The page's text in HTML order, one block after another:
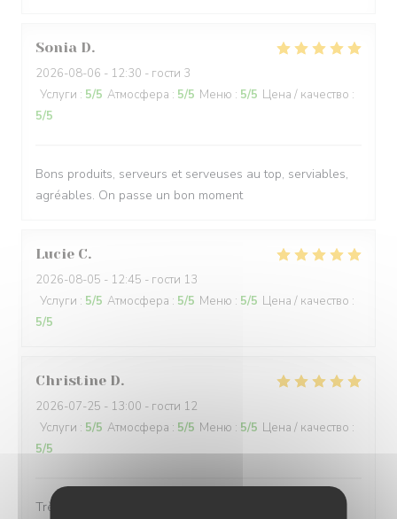
Sonia D
2026-08-06 - 12:30 - гости 3
Услуги : 5/5 Атмосфера : 5/5 Меню : 5/5 Цена / качество :
5/5
Bons produits, serveurs et serveuses au top, serviables,
agréables. On passe un bon moment
Lucie C
2026-08-05 - 12:45 - гости 13
Услуги : 5/5 Атмосфера : 5/5 Меню : 5/5 Цена / качество :
5/5
Christine D
2026-07-25 - 13:00 - гости 12
Услуги : 5/5 Атмосфера : 5/5 Меню : 5/5 Цена / качество :
5/5
Très belle carte avec du choix Service nickel, le